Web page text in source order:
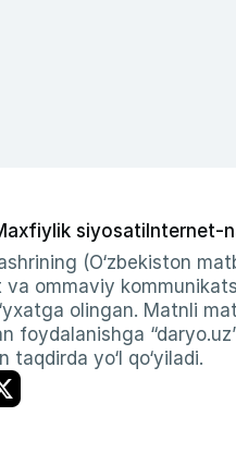
siyosati Internet-
(O‘zbekiston
va ommaviy
olingan. Matnli
foydalanishga
yo‘l qo‘yiladi.